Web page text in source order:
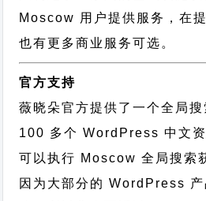
Moscow 用户提供服务，在
也有更多商业服务可选。
官方支持
薇晓朵官方提供了一个全局
100 多个 WordPress 中文
可以执行 Moscow 全局搜索
因为大部分的 WordPress 产